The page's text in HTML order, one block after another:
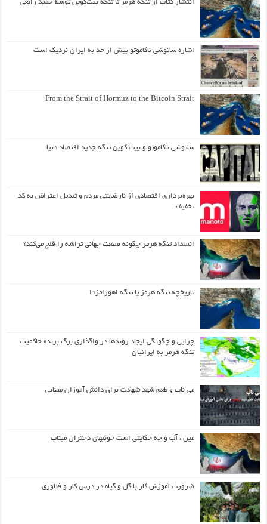
انتشار کتاب از تنگه هرمز تا تنگه بیت‌کوین توسط حمید رابعی
اشاره ساتوشی ناکاموتو بیش از حد به ایران نزدیک است
From the Strait of Hormuz to the Bitcoin Strait
ساتوشی ناکاموتو و بیت کوین تنگه جدید اقتصاد دنیا
بهره‌برداری اقتصادی از نارضایتی مردم و تبدیل اعتراض به کد
تخفیف
انسداد تنگه هرمز چگونه صنعت جهانی تراشه را فلج می‌کند؟
تاریخچه تنگه هرمز یا تنگه اهورامزدا
چرایی و چگونگی ایجاد روندها در واگذاری برگ برنده حاکمیت
تنگه هرمز به ایرانیان
می ناب و طعم شهد شهادت برای دانش آموزان مینابی
مین ، آب و چه حکایتی است خونبهای دختران میناب
ضرورت آموزش کار با گل و گیاه در درس کار و فناوری